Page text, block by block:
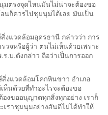
ตรงจุดไหนมันไม่น่าจะต้องขอ
นก็ควรไปชุมนุมได้เลย มันเป็น
งแวดล้อมอุดรธานี กล่าวว่า การ
จหรือผู้ว่า ตนไม่เห็นด้วยเพราะ
.บ.ดังกล่าว ถือว่าเป็นการออก
งแวดล้อมโคกหินขาว อำเภอ
ห็นด้วยที่ทำอะไรจะต้องขอ
งขออนุญาตทุกสิ่งทุกอย่าง เราก็
เราชุมนุมอย่างสันติไม่ได้ทำให้